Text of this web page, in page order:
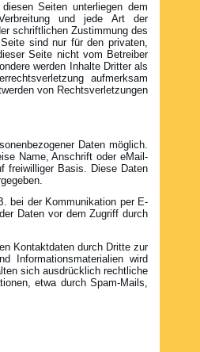
Seiten unterliegen dem
und jede Art der
schriftlichen Zustimmung des
sind nur für den privaten,
Seite nicht vom Betreiber
werden Inhalte Dritter als
aufmerksam
von Rechtsverletzungen
Daten möglich.
Name, Anschrift oder eMail-
freiwilliger Basis. Diese Daten
bei der Kommunikation per E-
Daten vor dem Zugriff durch
Kontaktdaten durch Dritte zur
Informationsmaterialien wird
sich ausdrücklich rechtliche
etwa durch Spam-Mails,